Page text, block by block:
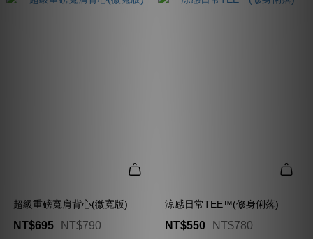
超級重磅寬肩背心(微寬版)
NT$695 NT$790
涼感日常TEE™(修身俐落)
NT$550 NT$780